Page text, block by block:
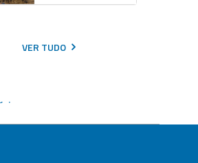
VER TUDO
para reservar este itinerário